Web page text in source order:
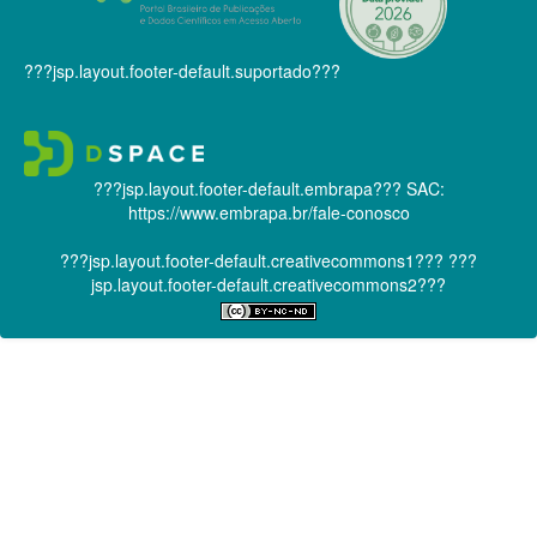
???jsp.layout.footer-default.suportado???
???jsp.layout.footer-default.embrapa??? SAC:
https://www.embrapa.br/fale-conosco
???jsp.layout.footer-default.creativecommons1??? ???
jsp.layout.footer-default.creativecommons2???